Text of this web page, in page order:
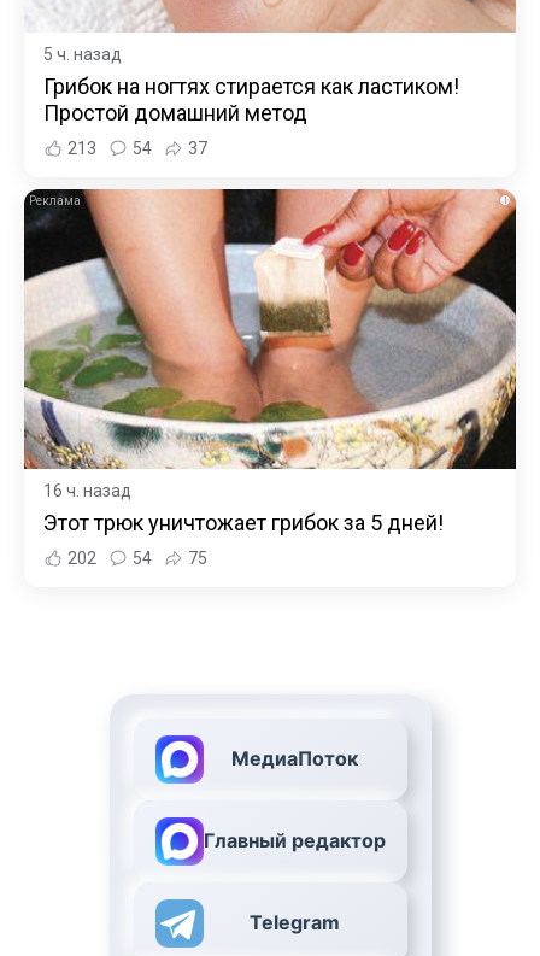
5 ч. назад
Грибок на ногтях стирается как ластиком!
Простой домашний метод
213 54 37
i
16 ч. назад
Этот трюк уничтожает грибок за 5 дней!
202 54 75
МедиаПоток
Главный редактор
Telegram